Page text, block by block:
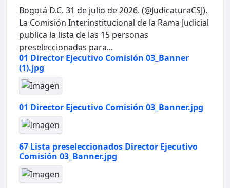
Bogotá D.C. 31 de julio de 2026. (@JudicaturaCSJ).
La Comisión Interinstitucional de la Rama Judicial
publica la lista de las 15 personas
preseleccionadas para...
01 Director Ejecutivo Comisión 03_Banner
(1).jpg
01 Director Ejecutivo Comisión 03_Banner.jpg
67 Lista preseleccionados Director Ejecutivo
Comisión 03_Banner.jpg